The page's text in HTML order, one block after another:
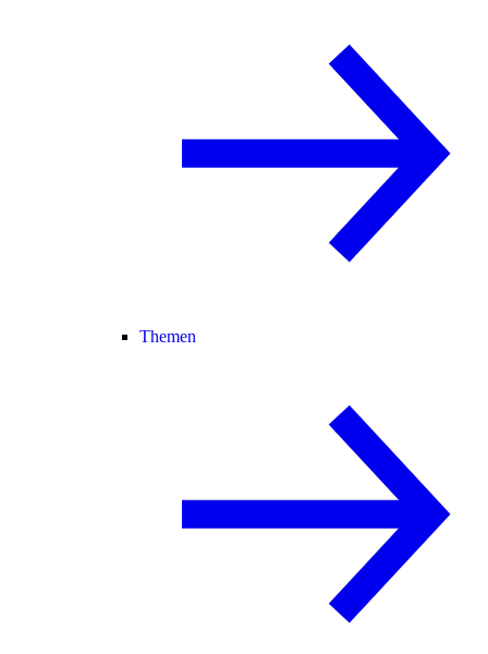
Themen